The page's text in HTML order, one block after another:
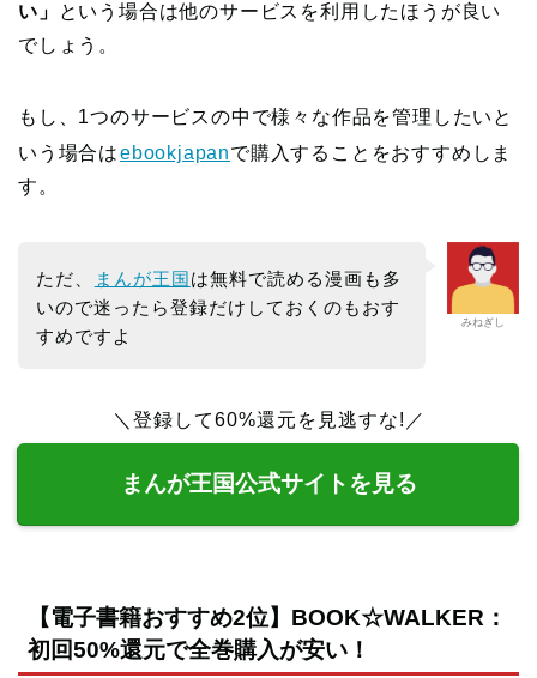
い」
という場合は他のサービスを利用したほうが良い
でしょう。
もし、1つのサービスの中で様々な作品を管理したいと
いう場合はebookjapanで購入することをおすすめしま
す。
みねぎし
ただ、 まんが王国は無料で読める漫画も多
いので迷ったら登録だけしておくのもおす
すめですよ
＼登録して60%還元を見逃すな!／
まんが王国公式サイトを見る
【電子書籍おすすめ2位】BOOK☆WALKER：
初回50%還元で全巻購入が安い！